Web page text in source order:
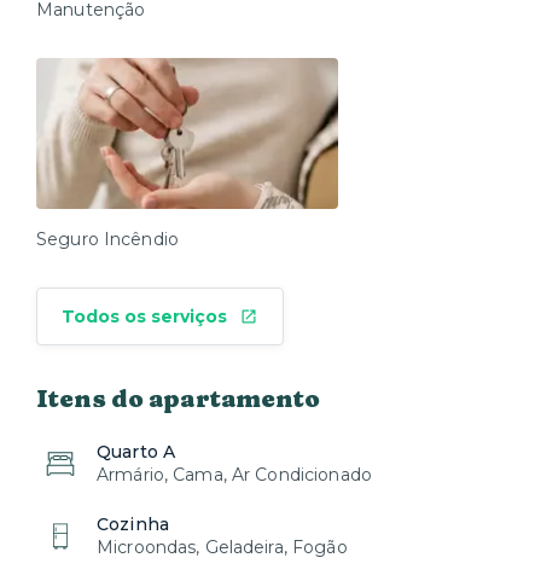
Manutenção
Seguro Incêndio
Todos os serviços
Itens do apartamento
Quarto A
Armário, Cama, Ar Condicionado
Cozinha
Microondas, Geladeira, Fogão